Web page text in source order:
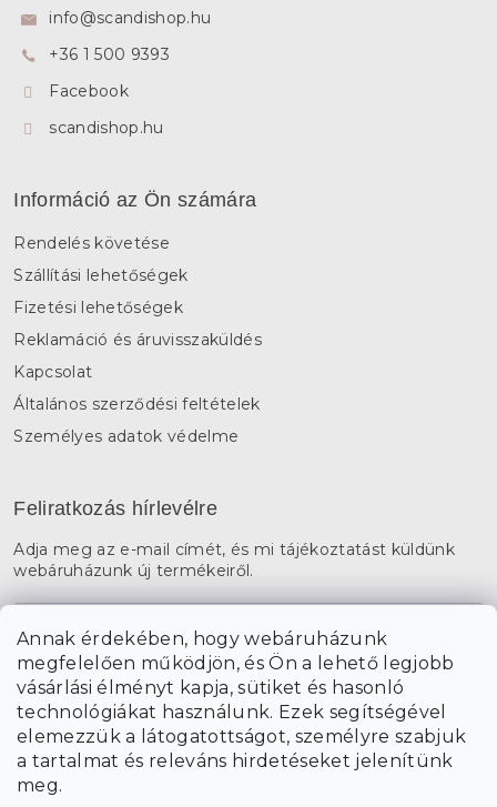
Annak érdekében, hogy webáruházunk
megfelelően működjön, és Ön a lehető legjobb
vásárlási élményt kapja, sütiket és hasonló
technológiákat használunk. Ezek segítségével
elemezzük a látogatottságot, személyre szabjuk
a tartalmat és releváns hirdetéseket jelenítünk
meg.
info@scandishop.hu
+36 1 500 9393
Facebook
scandishop.hu
Információ az Ön számára
Rendelés követése
Szállítási lehetőségek
Fizetési lehetőségek
Reklamáció és áruvisszaküldés
Kapcsolat
Általános szerződési feltételek
Személyes adatok védelme
Feliratkozás hírlevélre
Adja meg az e-mail címét, és mi tájékoztatást küldünk
webáruházunk új termékeiről.
A hírlevelekre való feliratkozással egyetérteka személyes
adatok feldolgozásával.
FELIRATKOZÁS